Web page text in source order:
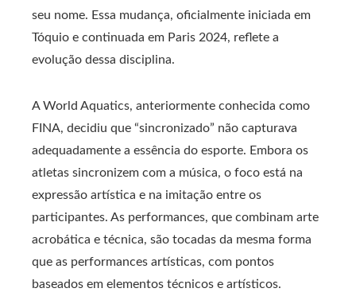
seu nome. Essa mudança, oficialmente iniciada em
Tóquio e continuada em Paris 2024, reflete a
evolução dessa disciplina.
A World Aquatics, anteriormente conhecida como
FINA, decidiu que “sincronizado” não capturava
adequadamente a essência do esporte. Embora os
atletas sincronizem com a música, o foco está na
expressão artística e na imitação entre os
participantes. As performances, que combinam arte
acrobática e técnica, são tocadas da mesma forma
que as performances artísticas, com pontos
baseados em elementos técnicos e artísticos.